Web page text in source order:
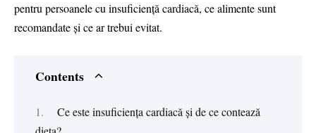
pentru persoanele cu insuficiență cardiacă, ce alimente sunt
recomandate și ce ar trebui evitat.
Contents
Ce este insuficiența cardiacă și de ce contează